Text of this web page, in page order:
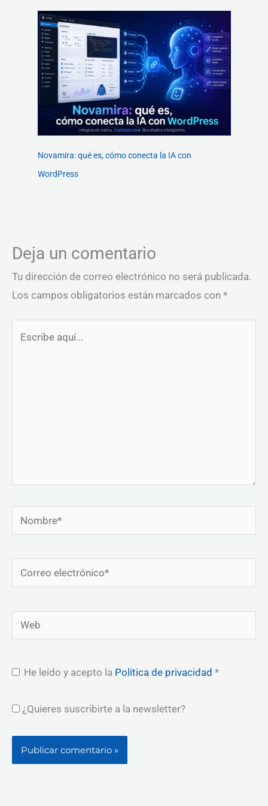
Novamira: qué es, cómo conecta la IA con
WordPress
Deja un comentario
Tu dirección de correo electrónico no será publicada.
Los campos obligatorios están marcados con *
Nombre*
Correo
electrónico*
Web
He leído y acepto la Política de privacidad *
¿Quieres suscribirte a la newsletter?